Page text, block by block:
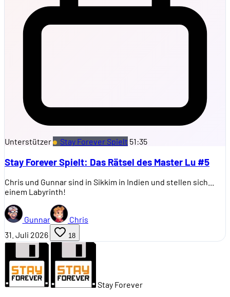
Unterstützer Stay Forever Spielt 51:35
Stay Forever Spielt: Das Rätsel des Master Lu #5
Chris und Gunnar sind in Sikkim in Indien und stellen sich...
einem Labyrinth!
Gunnar
Chris
31. Juli 2026
18
Stay Forever